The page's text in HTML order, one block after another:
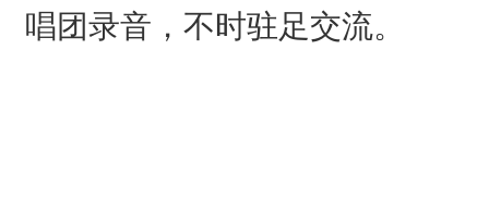
唱团录音，不时驻足交流。